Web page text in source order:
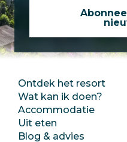
Le Grand Cry
Le Belvédère
Les Chevrelles
Chalet du Lac
Ontdek het resort
Wat kan ik doen?
Accommodatie
Uit eten
Blog & advies